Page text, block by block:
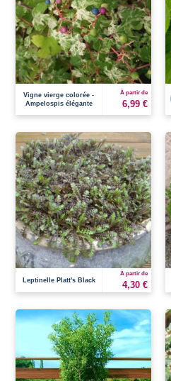
Vigne vierge colorée -
Ampelospis élégante
À partir de
6,99 €
Leptinelle Platt's Black
À partir de
4,30 €